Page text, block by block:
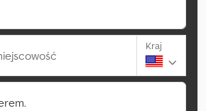
Kraj